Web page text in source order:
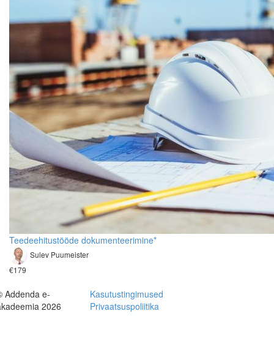
Teedeehitustööde dokumenteerimine*
Sulev Puumeister
€179
Addenda e-
2026
Kasutustingimused
Privaatsuspoliitika